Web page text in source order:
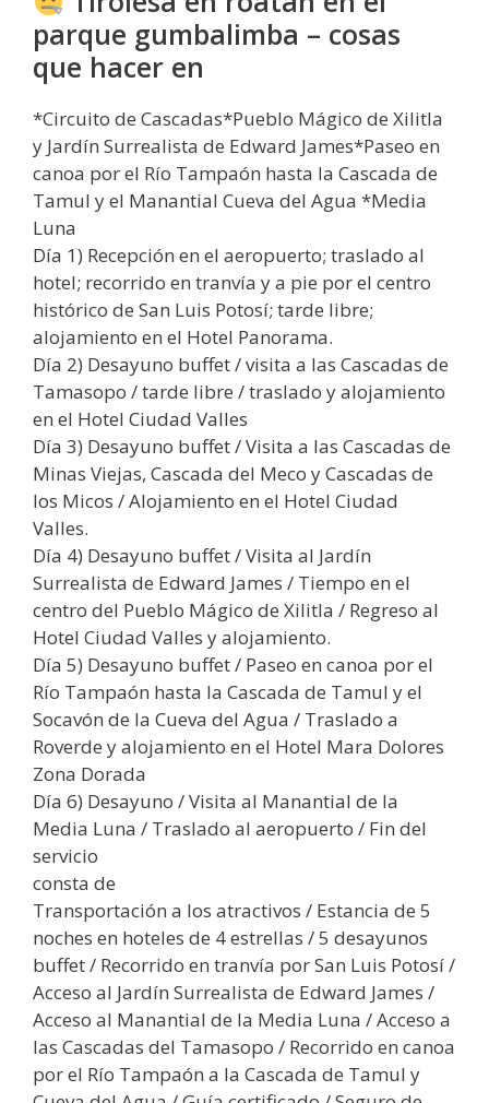
parque gumbalimba – cosas
que hacer en
*Circuito de Cascadas*Pueblo Mágico de Xilitla
y Jardín Surrealista de Edward James*Paseo en
canoa por el Río Tampaón hasta la Cascada de
Tamul y el Manantial Cueva del Agua *Media
Luna
Día 1) Recepción en el aeropuerto; traslado al
hotel; recorrido en tranvía y a pie por el centro
histórico de San Luis Potosí; tarde libre;
alojamiento en el Hotel Panorama.
Día 2) Desayuno buffet / visita a las Cascadas de
Tamasopo / tarde libre / traslado y alojamiento
en el Hotel Ciudad Valles
Día 3) Desayuno buffet / Visita a las Cascadas de
Minas Viejas, Cascada del Meco y Cascadas de
los Micos / Alojamiento en el Hotel Ciudad
Valles.
Día 4) Desayuno buffet / Visita al Jardín
Surrealista de Edward James / Tiempo en el
centro del Pueblo Mágico de Xilitla / Regreso al
Hotel Ciudad Valles y alojamiento.
Día 5) Desayuno buffet / Paseo en canoa por el
Río Tampaón hasta la Cascada de Tamul y el
Socavón de la Cueva del Agua / Traslado a
Roverde y alojamiento en el Hotel Mara Dolores
Zona Dorada
Día 6) Desayuno / Visita al Manantial de la
Media Luna / Traslado al aeropuerto / Fin del
servicio
consta de
Transportación a los atractivos / Estancia de 5
noches en hoteles de 4 estrellas / 5 desayunos
buffet / Recorrido en tranvía por San Luis Potosí /
Acceso al Jardín Surrealista de Edward James /
Acceso al Manantial de la Media Luna / Acceso a
las Cascadas del Tamasopo / Recorrido en canoa
por el Río Tampaón a la Cascada de Tamul y